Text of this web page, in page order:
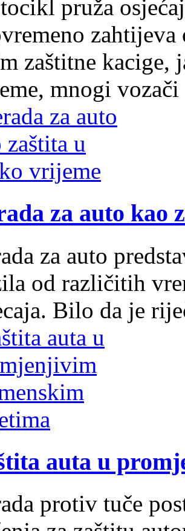
pruža
zaštitne kacige,
mnogi
za auto kao
za auto
od različitih
Bilo da je
auta u
protiv tuče